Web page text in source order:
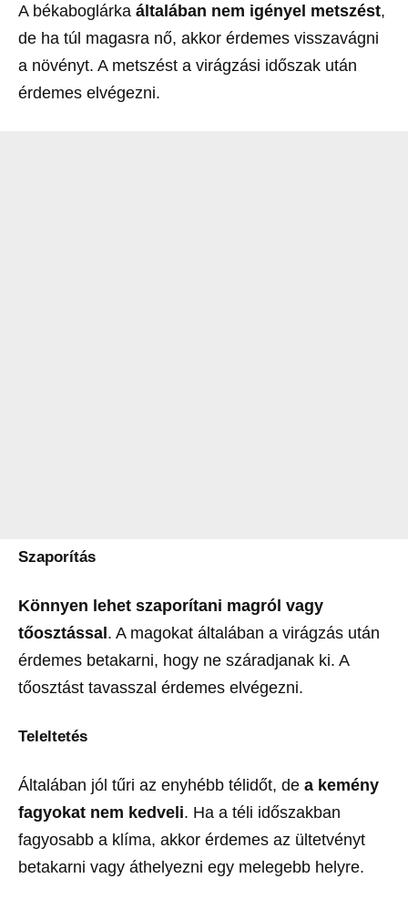
A békaboglárka általában nem igényel metszést,
de ha túl magasra nő, akkor érdemes visszavágni
a növényt. A metszést a virágzási időszak után
érdemes elvégezni.
Szaporítás
Könnyen lehet szaporítani magról vagy
tőosztással. A magokat általában a virágzás után
érdemes betakarni, hogy ne száradjanak ki. A
tőosztást tavasszal érdemes elvégezni.
Teleltetés
Általában jól tűri az enyhébb télidőt, de a kemény
fagyokat nem kedveli. Ha a téli időszakban
fagyosabb a klíma, akkor érdemes az ültetvényt
betakarni vagy áthelyezni egy melegebb helyre.